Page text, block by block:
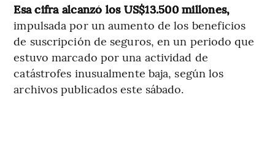
Esa cifra alcanzó los US$13.500 millones,
impulsada por un aumento de los beneficios
de suscripción de seguros, en un periodo que
estuvo marcado por una actividad de
catástrofes inusualmente baja, según los
archivos publicados este sábado.